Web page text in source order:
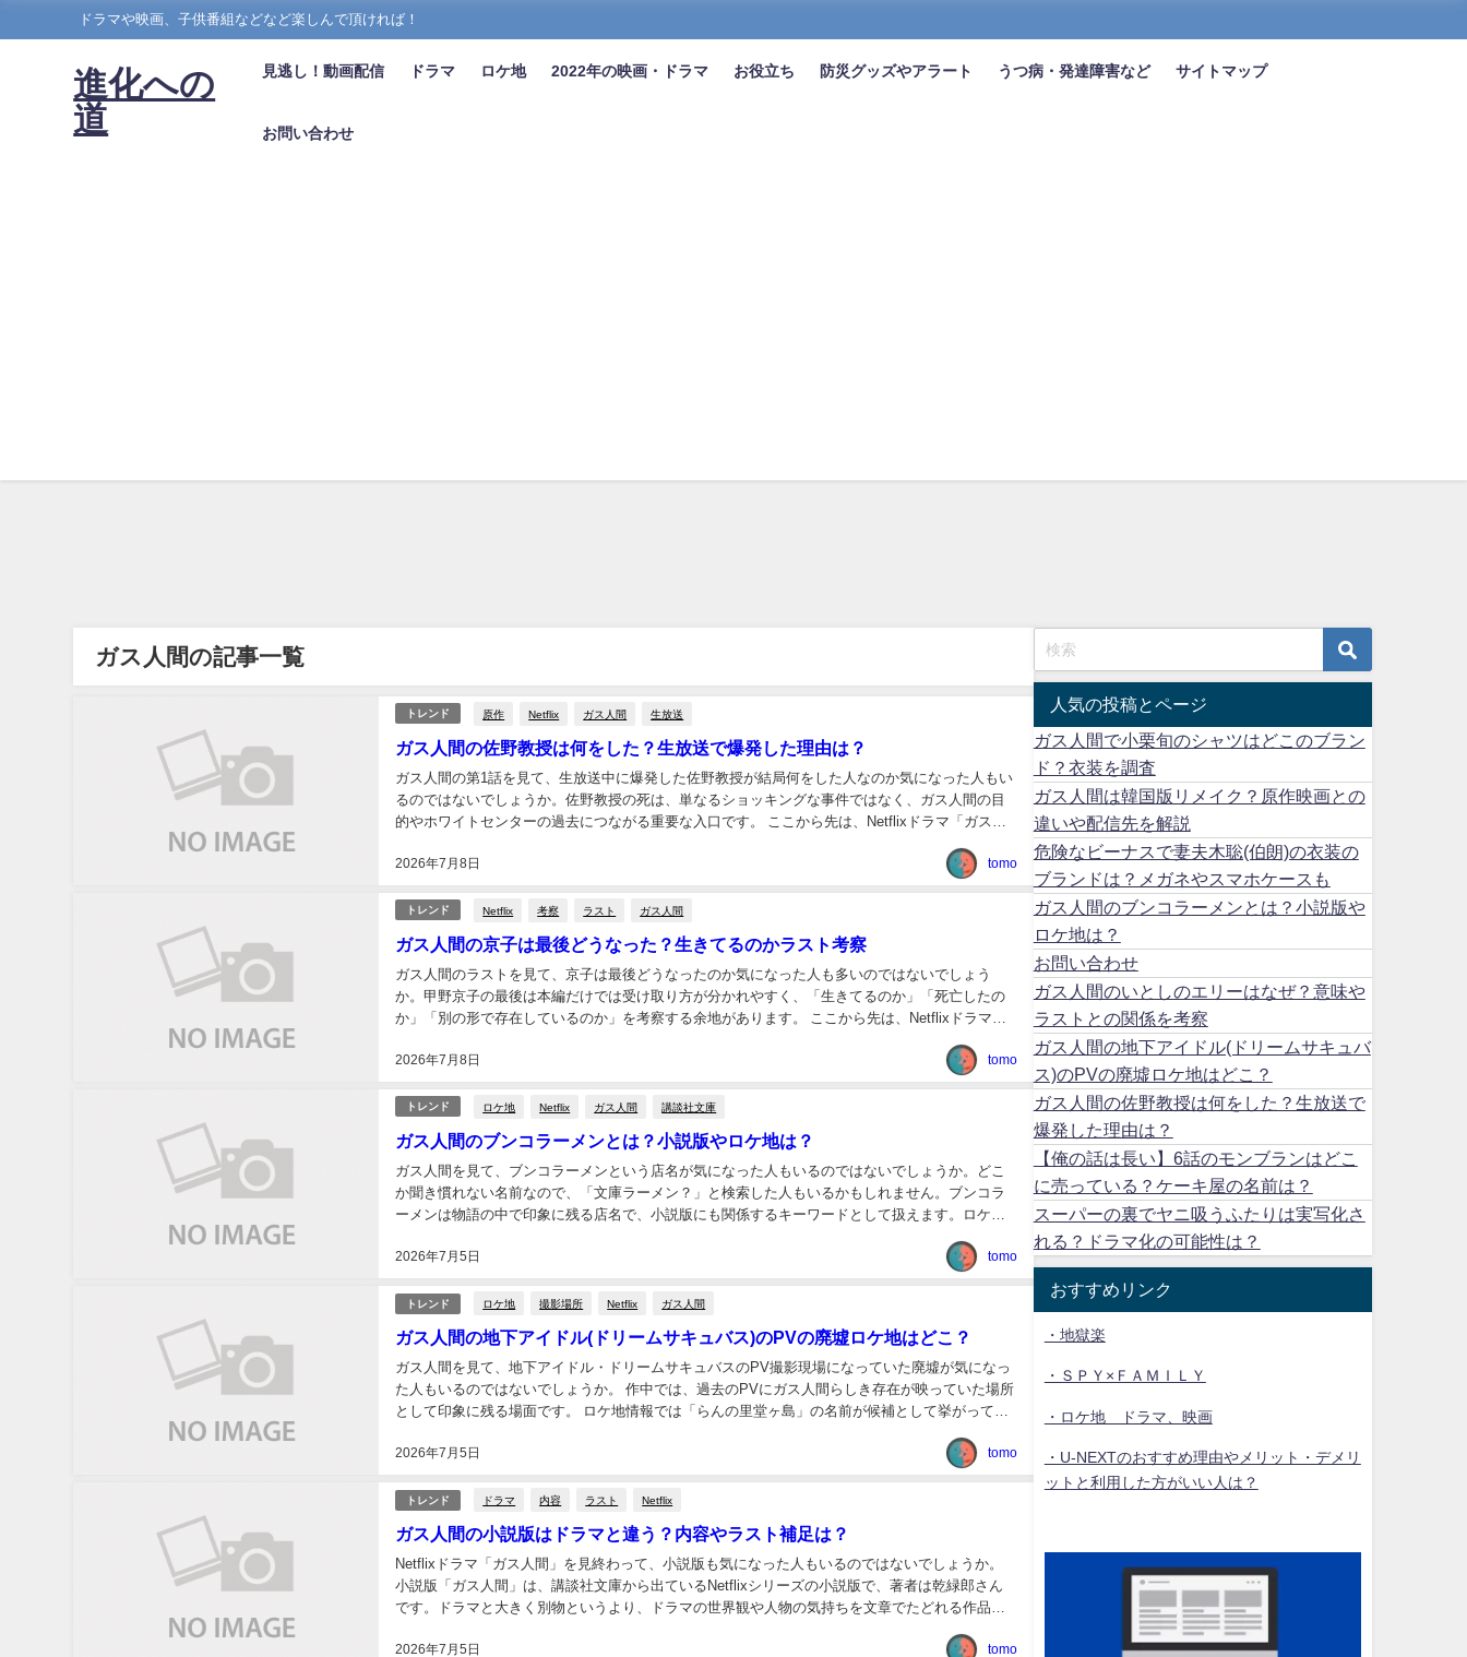
ドラマや映画、子供番組などなど楽しんで頂ければ！
進化への
道
見逃し！動画配信 ドラマ ロケ地 2022年の映画・ドラマ お役立ち 防災グッズやアラート うつ病・発達障害など サイトマップ
お問い合わせ
ガス人間の記事一覧
トレンド 原作 Netflix ガス人間 生放送
ガス人間の佐野教授は何をした？生放送で爆発した理由は？
2026年7月8日
ガス人間の第1話を見て、生放送中に爆発した佐野教授が結局何をした人なのか気になった人もい
るのではないでしょうか。佐野教授の死は、単なるショッキングな事件ではなく、ガス人間の目
的やホワイトセンターの過去につながる重要な入口です。 ここから先は、Netflixドラマ「ガス人
tomo
トレンド Netflix 考察 ラスト ガス人間
ガス人間の京子は最後どうなった？生きてるのかラスト考察
2026年7月8日
ガス人間のラストを見て、京子は最後どうなったのか気になった人も多いのではないでしょう
か。甲野京子の最後は本編だけでは受け取り方が分かれやすく、「生きてるのか」「死亡したの
か」「別の形で存在しているのか」を考察する余地があります。 ここから先は、Netflixドラマ
tomo
トレンド ロケ地 Netflix ガス人間 講談社文庫
ガス人間のブンコラーメンとは？小説版やロケ地は？
2026年7月5日
ガス人間を見て、ブンコラーメンという店名が気になった人もいるのではないでしょうか。どこ
か聞き慣れない名前なので、「文庫ラーメン？」と検索した人もいるかもしれません。ブンコラ
ーメンは物語の中で印象に残る店名で、小説版にも関係するキーワードとして扱えます。ロケ地
tomo
トレンド ロケ地 撮影場所 Netflix ガス人間
ガス人間の地下アイドル(ドリームサキュバス)のPVの廃墟ロケ地はどこ？
2026年7月5日
ガス人間を見て、地下アイドル・ドリームサキュバスのPV撮影現場になっていた廃墟が気になっ
た人もいるのではないでしょうか。 作中では、過去のPVにガス人間らしき存在が映っていた場所
として印象に残る場面です。 ロケ地情報では「らんの里堂ヶ島」の名前が候補として挙がってい
tomo
トレンド ドラマ 内容 ラスト Netflix
ガス人間の小説版はドラマと違う？内容やラスト補足は？
2026年7月5日
Netflixドラマ「ガス人間」を見終わって、小説版も気になった人もいるのではないでしょうか。
小説版「ガス人間」は、講談社文庫から出ているNetflixシリーズの小説版で、著者は乾緑郎さん
です。ドラマと大きく別物というより、ドラマの世界観や人物の気持ちを文章でたどれる作品と
tomo
人気の投稿とページ
ガス人間で小栗旬のシャツはどこのブラン
ド？衣装を調査
ガス人間は韓国版リメイク？原作映画との
違いや配信先を解説
危険なビーナスで妻夫木聡(伯朗)の衣装の
ブランドは？メガネやスマホケースも
ガス人間のブンコラーメンとは？小説版や
ロケ地は？
お問い合わせ
ガス人間のいとしのエリーはなぜ？意味や
ラストとの関係を考察
ガス人間の地下アイドル(ドリームサキュバ
ス)のPVの廃墟ロケ地はどこ？
ガス人間の佐野教授は何をした？生放送で
爆発した理由は？
【俺の話は長い】6話のモンブランはどこ
に売っている？ケーキ屋の名前は？
スーパーの裏でヤニ吸うふたりは実写化さ
れる？ドラマ化の可能性は？
おすすめリンク
・地獄楽
・ＳＰＹ×ＦＡＭＩＬＹ
・ロケ地 ドラマ、映画
・U-NEXTのおすすめ理由やメリット・デメリ
ットと利用した方がいい人は？